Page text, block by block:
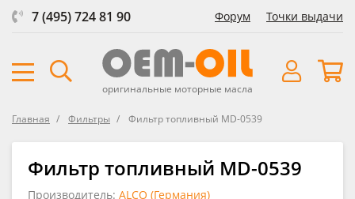
7 (495) 724 81 90 Форум Точки выдачи
оригинальные моторные масла
Главная Фильтры Фильтр топливный MD-0539
Фильтр топливный MD-0539
Производитель: ALCO (Германия)